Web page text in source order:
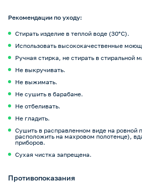
Рекомендации по уходу:
Стирать изделие в теплой воде (30°С).
Использовать высококачественные
Ручная стирка, не стирать в стиральной
Не выкручивать.
Не выжимать.
Не сушить в барабане.
Не отбеливать.
Не гладить.
Сушить в расправленном виде на ровной
расположить на махровом полотенце),
приборов.
Сухая чистка запрещена.
Противопоказания